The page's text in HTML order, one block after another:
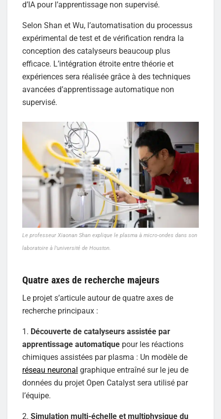
d’IA pour l’apprentissage non supervisé.
Selon Shan et Wu, l’automatisation du processus
expérimental de test et de vérification rendra la
conception des catalyseurs beaucoup plus
efficace. L’intégration étroite entre théorie et
expériences sera réalisée grâce à des techniques
avancées d’apprentissage automatique non
supervisé.
Le professeur Xiaonan Shan explique le plasma à micro-ondes dans son
laboratoire à l’université de Houston.
Quatre axes de recherche majeurs
Le projet s’articule autour de quatre axes de
recherche principaux :
1. Découverte de catalyseurs assistée par
apprentissage automatique pour les réactions
chimiques assistées par plasma : Un modèle de
réseau neuronal graphique entraîné sur le jeu de
données du projet Open Catalyst sera utilisé par
l’équipe.
2. Simulation multi-échelle et multiphysique du